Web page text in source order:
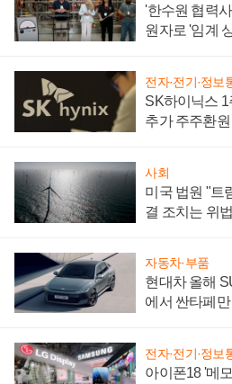
'한수원 협력
원자로 '임계
전자·전기·정보
SK하이닉스
추가 주주환
사회
미국 법원 "트
결 조치는 위
자동차·부품
현대차 올해
에서 싼타페
전자·전기·정보
아이폰18 '메